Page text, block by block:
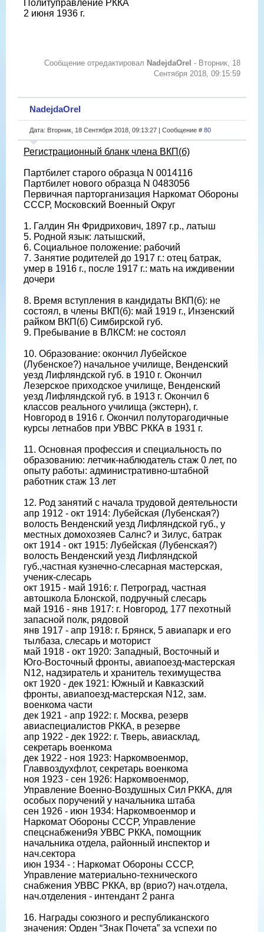
Политуправление РККА
2 июня 1936 г.
Сообщение отредактировал NadejdaOrel - Вторник, 18
Сентября 2018, 09:15:59
NadejdaOrel
Дата: Вторник, 18 Сентября 2018, 09:13:27 | Сообщение # 80
Регистрационный бланк члена ВКП(б)
Партбилет старого образца N 0014116
Партбилет нового образца N 0483056
Первичная парторганизация Наркомат Обороны
СССР, Московский Военный Округ
1. Галдин Ян Фридрихович, 1897 г.р., латыш
5. Родной язык: латышский,
6. Социальное положение: рабочий
7. Занятие родителей до 1917 г.: отец батрак,
умер в 1916 г., после 1917 г.: мать на иждивении
дочери
8. Время вступления в кандидаты ВКП(б): не
состоял, в члены ВКП(б): май 1919 г., Инзенский
райком ВКП(б) Симбирской губ.
9. Пребывание в ВЛКСМ: не состоял
10. Образование: окончил Лубейское
(Лубенское?) начальное училище, Венденский
уезд Лифляндской губ. в 1910 г. Окончил
Лезерское приходское училище, Венденский
уезд Лифляндской губ. в 1913 г. Окончил 6
классов реального училища (экстерн), г.
Новгород в 1916 г. Окончил полуторагодичные
курсы летнабов при УВВС РККА в 1931 г.
11. Основная профессия и специальность по
образованию: летчик-наблюдатель стаж 0 лет, по
опыту работы: административно-штабной
работник стаж 13 лет
12. Род занятий с начала трудовой деятельности
апр 1912 - окт 1914: Лубейская (Лубенская?)
волость Венденский уезд Лифляндской губ., у
местных домохозяев Салнс? и Зилус, батрак
окт 1914 - окт 1915: Лубейская (Лубенская?)
волость Венденский уезд Лифляндской
губ.,частная кузнечно-слесарная мастерская,
ученик-слесарь
окт 1915 - май 1916: г. Петроград, частная
автошкола Блонской, подручный слесарь
май 1916 - янв 1917: г. Новгород, 177 пехотный
запасной полк, рядовой
янв 1917 - апр 1918: г. Брянск, 5 авиапарк и его
тылбаза, слесарь и моторист
май 1918 - окт 1920: Западный, Восточный и
Юго-Восточный фронты, авиапоезд-мастерская
N12, надзиратель и хранитель техимущества
окт 1920 - дек 1921: Южный и Кавказский
фронты, авиапоезд-мастерская N12, зам.
военкома части
дек 1921 - апр 1922: г. Москва, резерв
авиаспециалистов РККА, в резерве
апр 1922 - дек 1922: г. Тверь, авиасклад,
секретарь военкома
дек 1922 - ноя 1923: Наркомвоенмор,
Главвоздухфлот, секретарь военкома
ноя 1923 - сен 1926: Наркомвоенмор,
Управление Военно-Воздушных Сил РККА, для
особых поручений у начальника штаба
сен 1926 - июн 1934: Наркомвоенмор и
Наркомат Обороны СССР, Управление
спецснабжени9я УВВС РККА, помощник
начальника отдела, районный инспектор и
нач.сектора
июн 1934 - : Наркомат Обороны СССР,
Управление материально-технического
снабжения УВВС РККА, вр (врио?) нач.отдела,
нач.отделения - интендант 2 ранга
16. Награды союзного и республиканского
значения: Орден “Знак Почета” за успехи по